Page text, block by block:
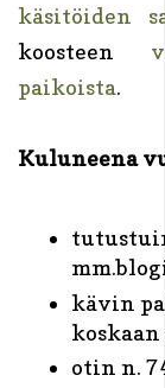
käsitöiden
koosteen
paikoista.
Kuluneena
kävin
otin n.